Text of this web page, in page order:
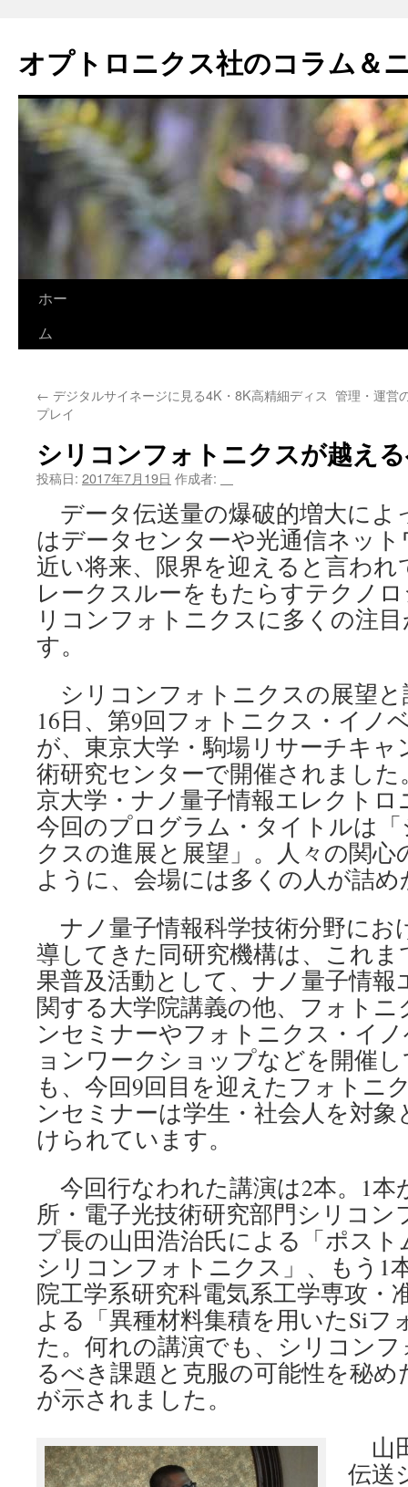
オプトロニクス社のコラム＆
ン
へ
キ
ッ
ホー
ム
← デジタルサイネージに見る4K・8K高精細ディス
プレイ
管理・運営
シリコンフォトニクスが越え
投稿日: 2017年7月19日 作成者:
データ伝送量の爆破的増大によ
はデータセンターや光通信ネッ
近い将来、限界を迎えると言わ
レークスルーをもたらすテクノ
リコンフォトニクスに多くの注
す。
シリコンフォトニクスの展望と
16日、第9回フォトニクス・イノ
が、東京大学・駒場リサーチキ
術研究センターで開催されまし
京大学・ナノ量子情報エレクト
今回のプログラム・タイトルは
クスの進展と展望」。人々の関
ように、会場には多くの人が詰
ナノ量子情報科学技術分野にお
導してきた同研究機構は、これ
果普及活動として、ナノ量子情
関する大学院講義の他、フォト
ンセミナーやフォトニクス・イ
ョンワークショップなどを開催
も、今回9回目を迎えたフォトニ
ンセミナーは学生・社会人を対
けられています。
今回行なわれた講演は2本。1本
所・電子光技術研究部門シリコ
プ長の山田浩治氏による「ポス
シリコンフォトニクス」、もう1
院工学系研究科電気系工学専攻・
よる「異種材料集積を用いたSiフ
た。何れの講演でも、シリコン
るべき課題と克服の可能性を秘
が示されました。
山
伝送